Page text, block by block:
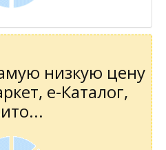
низкую цену
е-Каталог,